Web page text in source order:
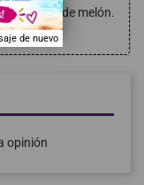
de melón.
opinión
de nuevo